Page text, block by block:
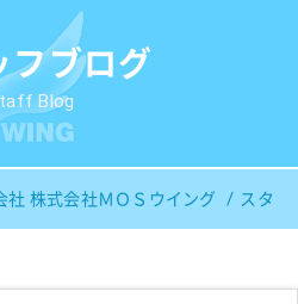
フブログ
Blog
株式会社ＭＯＳウイング スタッ